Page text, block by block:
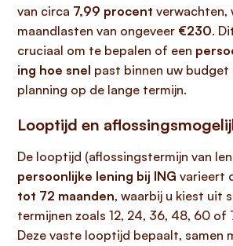
van circa 7,99 procent verwachten,
maandlasten van ongeveer €230.
cruciaal om te bepalen of een
ing hoe snel past binnen uw budget
planning op de lange termijn.
Looptijd en
De looptijd (aflossingstermijn van
persoonlijke lening bij ING varieert
tot 72 maanden, waarbij u kiest uit
termijnen zoals 12, 24, 36, 48, 60 of
Deze vaste looptijd bepaalt, samen